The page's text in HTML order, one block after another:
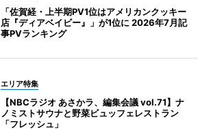
「佐賀経・上半期PV1位はアメリカンクッキー
店『ディアベイビー』」が1位に 2026年7月記
事PVランキング
エリア特集
【NBCラジオ あさかラ、編集会議 vol.71】ナ
ノミストサウナと野菜ビュッフェレストラン
「フレッシュ」